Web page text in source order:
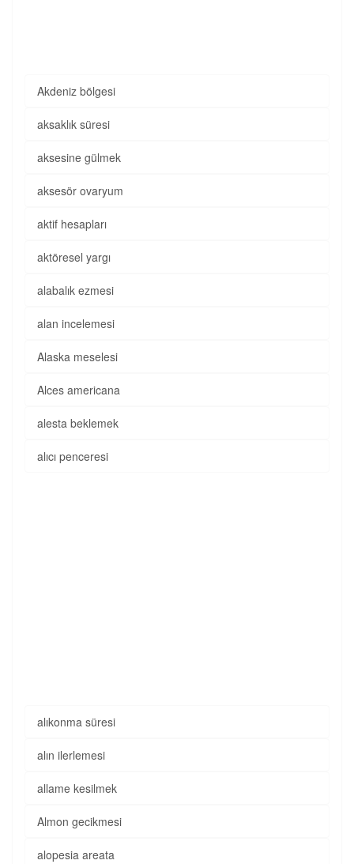
Akdeniz bölgesi
aksaklık süresi
aksesine gülmek
aksesör ovaryum
aktif hesapları
aktöresel yargı
alabalık ezmesi
alan incelemesi
Alaska meselesi
Alces americana
alesta beklemek
alıcı penceresi
alıkonma süresi
alın ilerlemesi
allame kesilmek
Almon gecikmesi
alopesia areata